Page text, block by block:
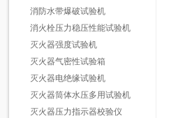
消防水带爆破试验机
消火栓压力稳压性能试验机
灭火器强度试验机
灭火器气密性试验箱
灭火器电绝缘试验机
灭火器筒体水压多用试验机
灭火器压力指示器校验仪